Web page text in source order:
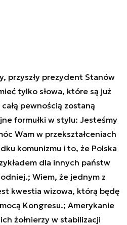
przyszły prezydent Stanów
tylko słowa, które są już
pewnością zostaną
formułki w stylu: Jesteśmy
Wam w przekształceniach
komunizmu i to, że Polska
dla innych państw
; Wiem, że jednym z
kwestia wizowa, którą będę
Kongresu.; Amerykanie
żołnierzy w stabilizacji